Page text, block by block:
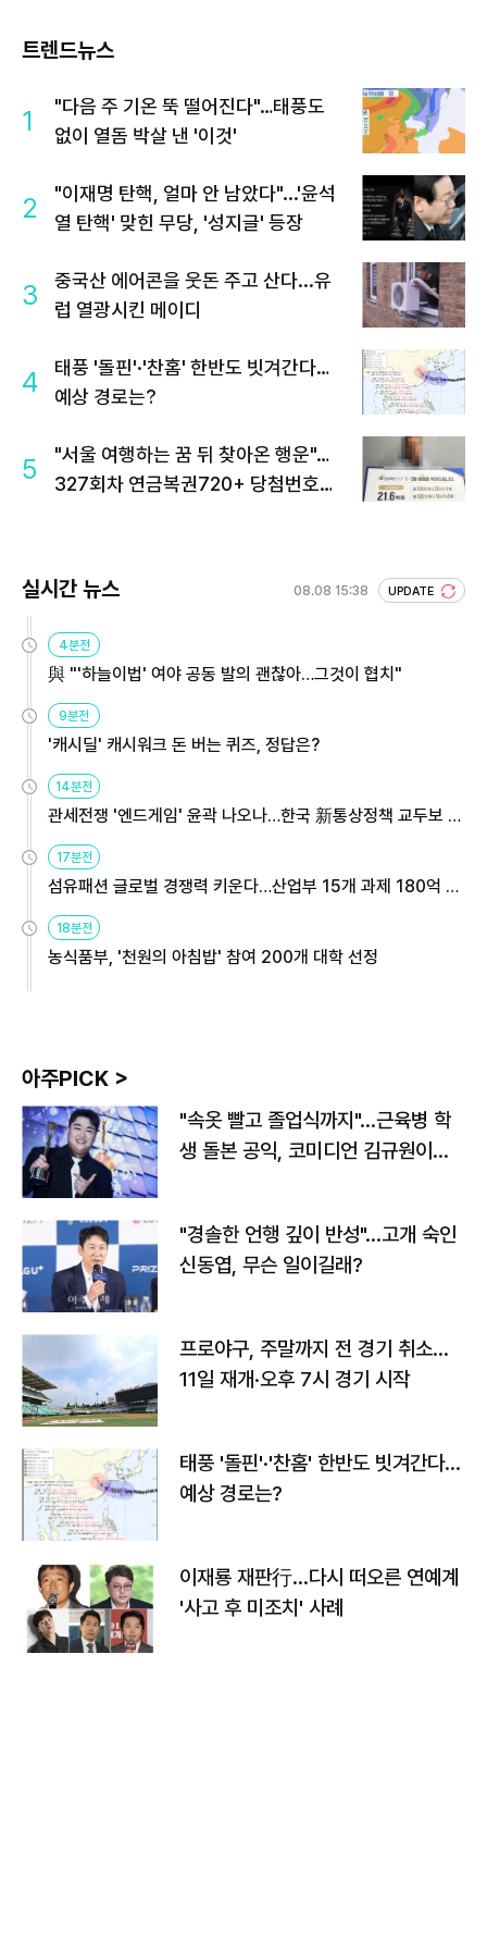
트렌드뉴스
1
"다음 주 기온 뚝 떨어진다"…태풍도
없이 열돔 박살 낸 '이것'
2
"이재명 탄핵, 얼마 안 남았다"...'윤석
열 탄핵' 맞힌 무당, '성지글' 등장
3
중국산 에어콘을 웃돈 주고 산다...유
럽 열광시킨 메이디
4
태풍 '돌핀'·'찬홈' 한반도 빗겨간다…
예상 경로는?
5
"서울 여행하는 꿈 뒤 찾아온 행운"…
327회차 연금복권720+ 당첨번호조
실시간 뉴스 08.08 15:38 UPDATE
4분전
與 "'하늘이법' 여야 공동 발의 괜찮아…그것이 협치"
9분전
'캐시딜' 캐시워크 돈 버는 퀴즈, 정답은?
14분전
관세전쟁 '엔드게임' 윤곽 나오나…한국 新통상정책 교두보 활
용해야
17분전
섬유패션 글로벌 경쟁력 키운다…산업부 15개 과제 180억 지
원
18분전
농식품부, '천원의 아침밥' 참여 200개 대학 선정
아주PICK >
"속옷 빨고 졸업식까지"…근육병 학
생 돌본 공익, 코미디언 김규원이었
"경솔한 언행 깊이 반성"…고개 숙인
신동엽, 무슨 일이길래?
프로야구, 주말까지 전 경기 취소…
11일 재개·오후 7시 경기 시작
태풍 '돌핀'·'찬홈' 한반도 빗겨간다…
예상 경로는?
이재룡 재판行…다시 떠오른 연예계
'사고 후 미조치' 사례